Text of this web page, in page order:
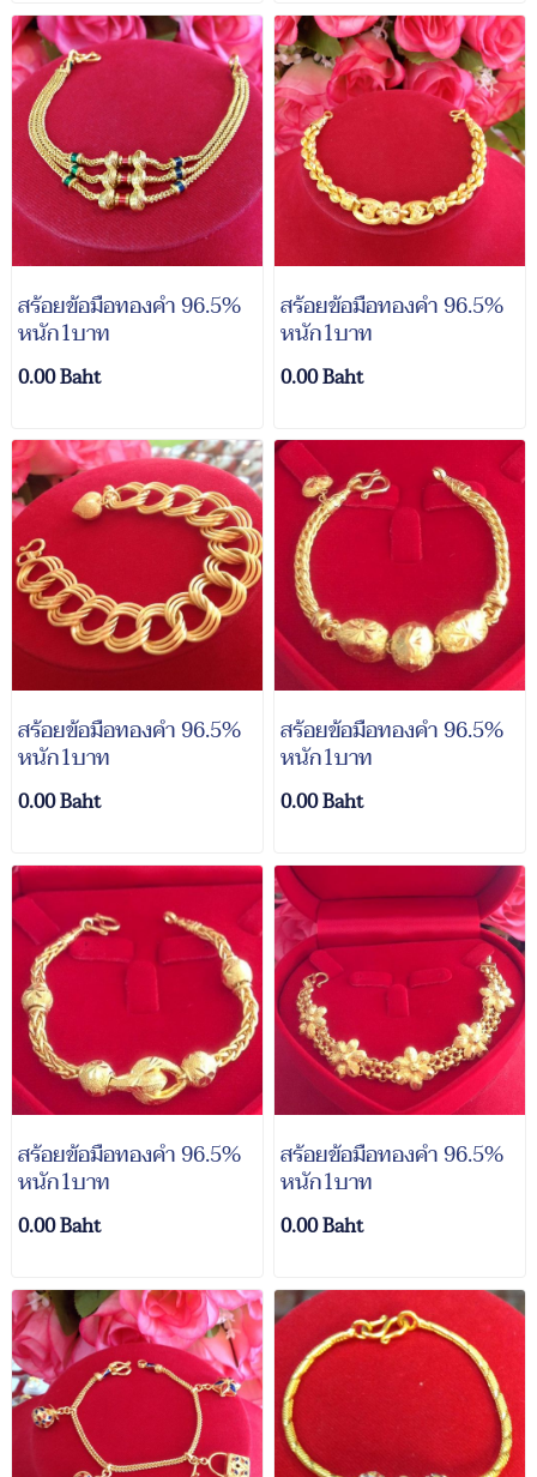
สร้อยข้อมือทองคำ 96.5%
หนัก1บาท
0.00 Baht
สร้อยข้อมือทองคำ 96.5%
หนัก1บาท
0.00 Baht
สร้อยข้อมือทองคำ 96.5%
หนัก1บาท
0.00 Baht
สร้อยข้อมือทองคำ 96.5%
หนัก1บาท
0.00 Baht
สร้อยข้อมือทองคำ 96.5%
หนัก1บาท
0.00 Baht
สร้อยข้อมือทองคำ 96.5%
หนัก1บาท
0.00 Baht